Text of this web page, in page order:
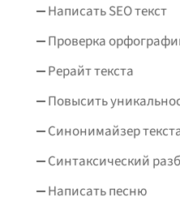
Написать SEO текст
Проверка
Рерайт текста
Повысить
Синонимайзер
Синтаксический
Написать песню